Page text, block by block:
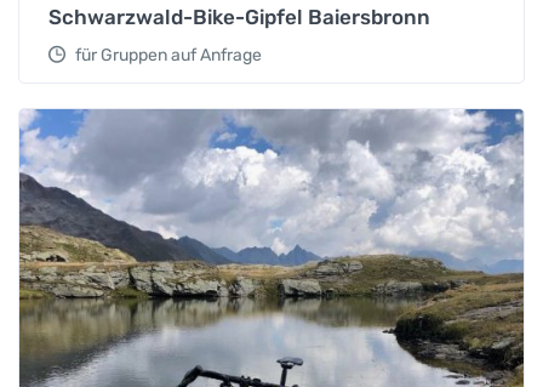
Schwarzwald-Bike-Gipfel Baiersbronn
für Gruppen auf Anfrage